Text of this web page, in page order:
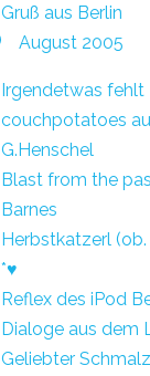
Gruß aus Berlin
August 2005
Irgendetwas fehlt
couchpotatoes
G.Henschel
Blast from the
Barnes
Herbstkatzerl
*♥
Reflex des iPod
Dialoge aus dem
Geliebter Schmalz